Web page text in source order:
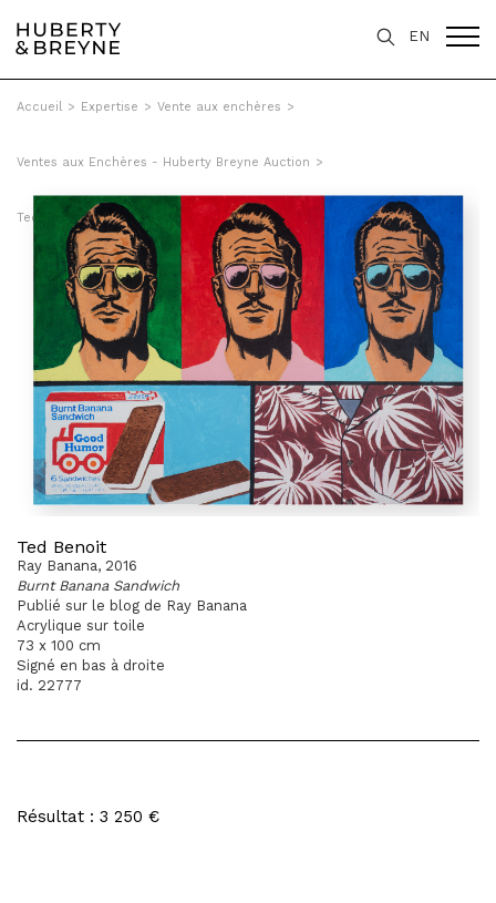
EN
Accueil > Expertise > Vente aux enchères >
Ventes aux Enchères - Huberty Breyne Auction >
Ted Benoit - Burnt Banana Sandwich
Ted Benoit
Ray Banana, 2016
Burnt Banana Sandwich
Publié sur le blog de Ray Banana
Acrylique sur toile
73 x 100 cm
Signé en bas à droite
id. 22777
Résultat : 3 250 €